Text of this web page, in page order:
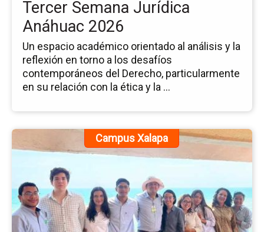
Tercer Semana Jurídica
Anáhuac 2026
Un espacio académico orientado al análisis y la
reflexión en torno a los desafíos
contemporáneos del Derecho, particularmente
en su relación con la ética y la ...
Campus Xalapa